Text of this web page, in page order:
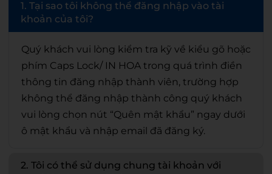
1. Tại sao tôi không thể đăng nhập vào tài
khoản của tôi?
Quý khách vui lòng kiểm tra kỹ về kiểu gõ hoặc
phím Caps Lock/ IN HOA trong quá trình điền
thông tin đăng nhập thành viên, trường hợp
không thể đăng nhập thành công quý khách
vui lòng chọn nút “Quên mật khẩu” ngay dưới
ô mật khẩu và nhập email đã đăng ký.
2. Tôi có thể sử dụng chung tài khoản với